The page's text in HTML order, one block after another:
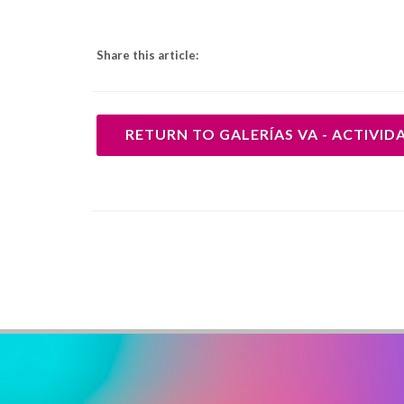
Share this article:
RETURN TO GALERÍAS VA -